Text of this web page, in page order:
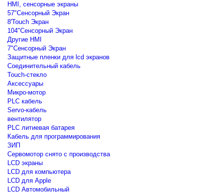
HMI, сенсорные экраны
57"Сенсорный Экран
8'Touch Экран
104"Сенсорный Экран
Другие HMI
7"Сенсорный Экран
Защитные пленки для lcd экранов
Соединительный кабель
Touch-стекло
Аксессуары
Микро-мотор
PLC кабель
Servo-кабель
вентилятор
PLC литиевая батарея
Кабель для программирования
ЗИП
Сервомотор снято с производства
LCD экраны
LCD для компьютера
LCD для Apple
LCD Автомобильный